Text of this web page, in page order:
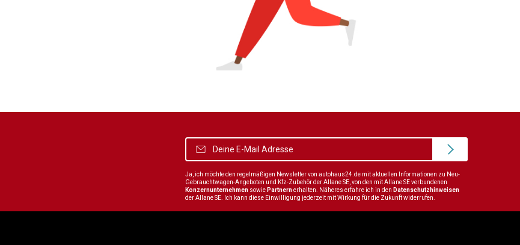
Ja, ich möchte den regelmäßigen Newsletter von autohaus24.de mit aktuellen Informationen zu Neu-
Gebrauchtwagen-Angeboten und Kfz-Zubehör der Allane SE, von den mit Allane SE verbundenen
Konzernunternehmen sowie Partnernerhalten. Näheres erfahre ich in den Datenschutzhinweisen
der Allane SE. Ich kann diese Einwilligung jederzeit mit Wirkung für die Zukunft widerrufen.